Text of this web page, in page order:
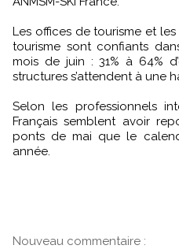
Les offices de tourisme et
tourisme sont confiants
mois de juin : 31% à 64%
structures s’attendent à une
Selon les professionnels
Français semblent avoir
ponts de mai que le
année.
Nouveau commentaire :